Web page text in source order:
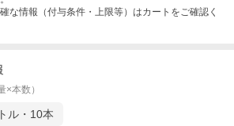
な情報（付与条件・上限等）はカートをご確認く
×本数）
ル・10本